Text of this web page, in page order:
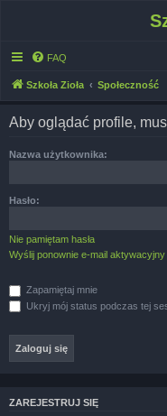
FAQ
Szkoła Zioła Społeczność
Aby oglądać profile,
Nazwa użytkownika:
Hasło:
Nie pamiętam hasła
Wyślij ponownie e-mail aktywacyjny
Zapamiętaj mnie
Ukryj mój status podczas tej
ZAREJESTRUJ SIĘ